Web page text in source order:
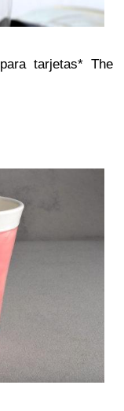
tarjetas* The